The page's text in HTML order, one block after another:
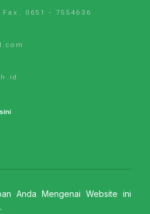
0651 - 7554636
Anda Mengenai Website ini